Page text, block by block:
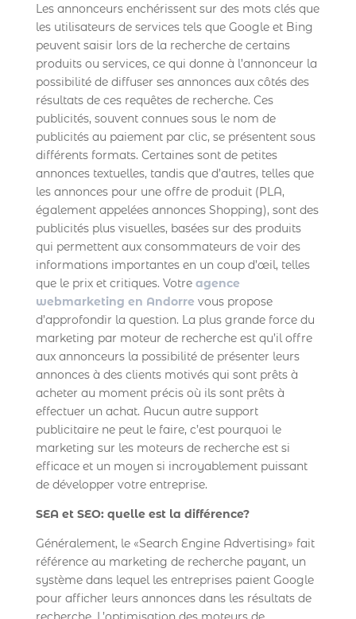
Les annonceurs enchérissent sur des mots clés que
les utilisateurs de services tels que Google et Bing
peuvent saisir lors de la recherche de certains
produits ou services, ce qui donne à l’annonceur la
possibilité de diffuser ses annonces aux côtés des
résultats de ces requêtes de recherche. Ces
publicités, souvent connues sous le nom de
publicités au paiement par clic, se présentent sous
différents formats. Certaines sont de petites
annonces textuelles, tandis que d’autres, telles que
les annonces pour une offre de produit (PLA,
également appelées annonces Shopping), sont des
publicités plus visuelles, basées sur des produits
qui permettent aux consommateurs de voir des
informations importantes en un coup d’œil, telles
que le prix et critiques. Votre agence
webmarketing en Andorrevous propose
d’approfondir la question. La plus grande force du
marketing par moteur de recherche est qu’il offre
aux annonceurs la possibilité de présenter leurs
annonces à des clients motivés qui sont prêts à
acheter au moment précis où ils sont prêts à
effectuer un achat. Aucun autre support
publicitaire ne peut le faire, c’est pourquoi le
marketing sur les moteurs de recherche est si
efficace et un moyen si incroyablement puissant
de développer votre entreprise.
SEA et SEO: quelle est la différence?
Généralement, le «Search Engine Advertising» fait
référence au marketing de recherche payant, un
système dans lequel les entreprises paient Google
pour afficher leurs annonces dans les résultats de